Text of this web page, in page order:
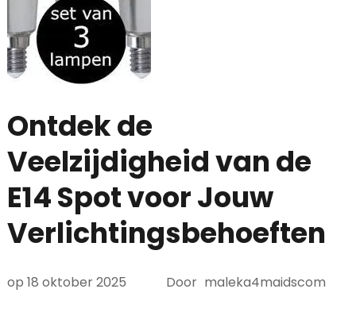
Ontdek de
Veelzijdigheid van de
E14 Spot voor Jouw
Verlichtingsbehoeften
op 18 oktober 2025 Door maleka4maidscom